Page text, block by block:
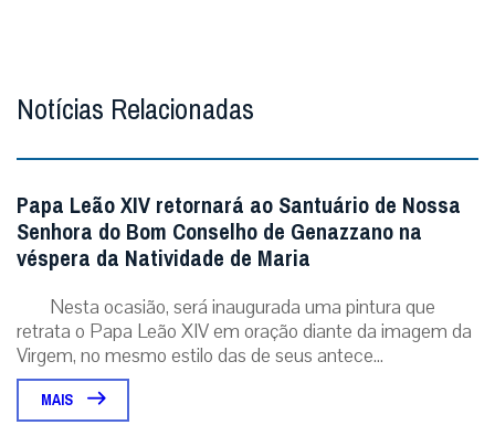
Notícias Relacionadas
Papa Leão XIV retornará ao Santuário de Nossa
Senhora do Bom Conselho de Genazzano na
véspera da Natividade de Maria
Nesta ocasião, será inaugurada uma pintura que
retrata o Papa Leão XIV em oração diante da imagem da
Virgem, no mesmo estilo das de seus antece...
MAIS